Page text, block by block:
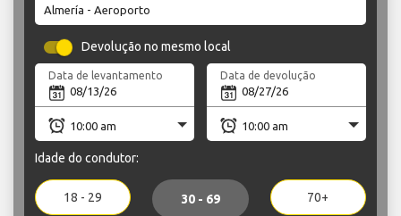
Devolução no mesmo local
Data de levantamento Data de devolução
Idade do condutor:
18 - 29 30 - 69 70+